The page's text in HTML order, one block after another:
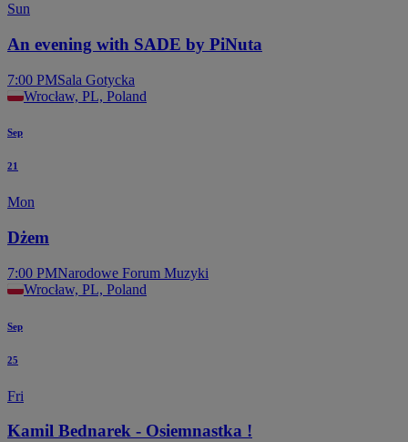
Sun
An evening with SADE by PiNuta
7:00 PMSala Gotycka
Wrocław, PL, Poland
Sep
21
Mon
Dżem
7:00 PMNarodowe Forum Muzyki
Wrocław, PL, Poland
Sep
25
Fri
Kamil Bednarek - Osiemnastka !